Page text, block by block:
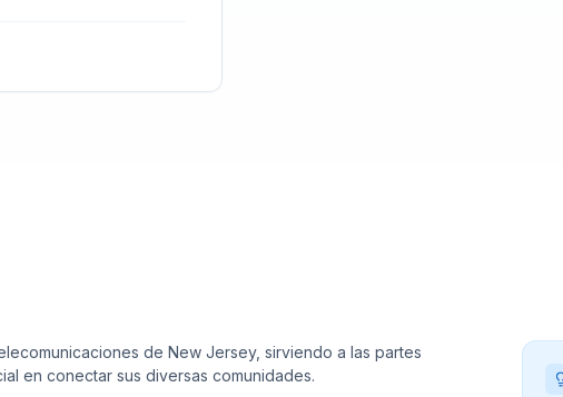
de New Jersey, sirviendo a las partes
en conectar sus diversas comunidades.